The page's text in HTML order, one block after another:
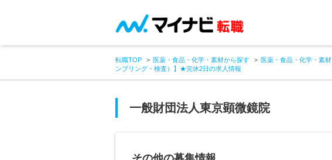
転職TOP 医薬・食品・化学・素材から探す 医薬・食品・化学・素材
ンプリング・検査）】★完休2日の求人情報
一般財団法人東京顕微鏡院